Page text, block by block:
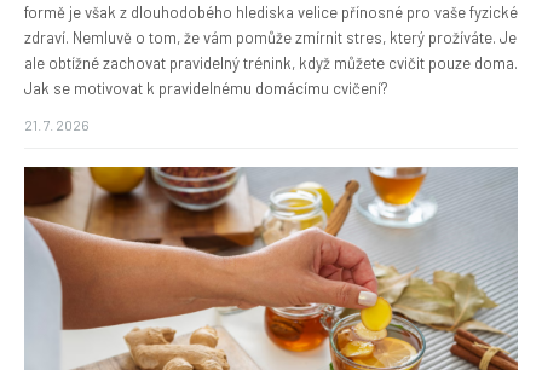
formě je však z dlouhodobého hlediska velice přínosné pro vaše fyzické
zdraví. Nemluvě o tom, že vám pomůže zmírnit stres, který prožíváte. Je
ale obtížné zachovat pravidelný trénink, když můžete cvičit pouze doma.
Jak se motivovat k pravidelnému domácímu cvičení?
21. 7. 2026